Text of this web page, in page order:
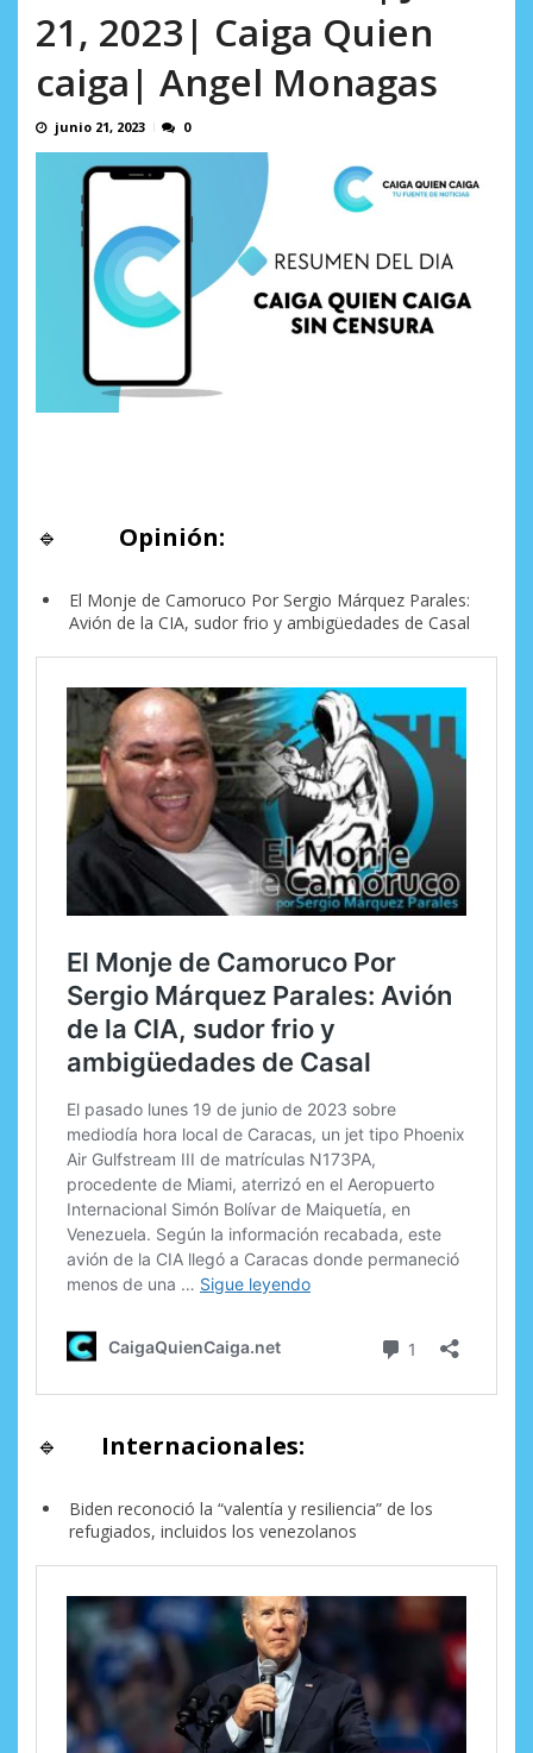
21, 2023| Caiga Quien
caiga| Angel Monagas
junio 21, 2023 0
🔹 Opinión:
El Monje de Camoruco Por Sergio Márquez Parales:
Avión de la CIA, sudor frio y ambigüedades de Casal
🔹 Internacionales:
Biden reconoció la “valentía y resiliencia” de los
refugiados, incluidos los venezolanos